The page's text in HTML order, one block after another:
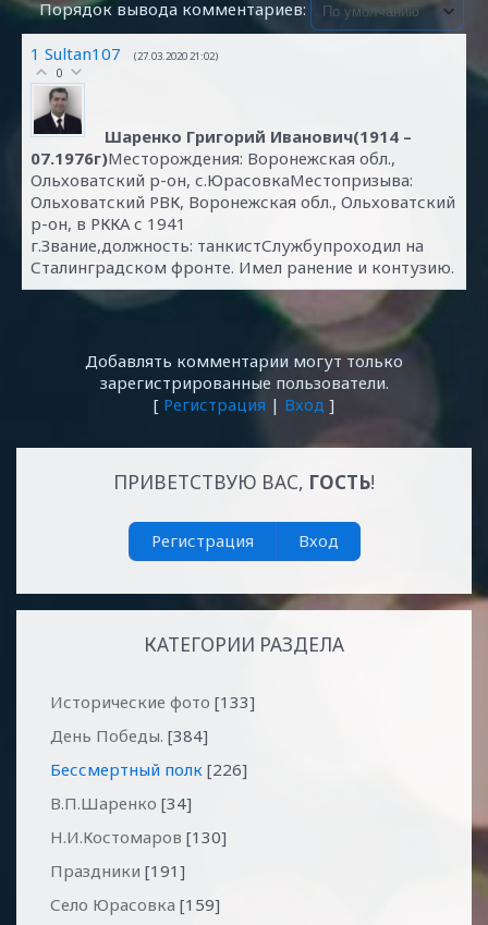
Порядок вывода комментариев:
1 Sultan107 (27.03.2020 21:02)
0
Шаренко Григорий Иванович(1914 –
07.1976г)Месторождения: Воронежская обл.,
Ольховатский р-он, с.ЮрасовкаМестопризыва:
Ольховатский РВК, Воронежская обл., Ольховатский
р-он, в РККА с 1941
г.Звание,должность: танкистСлужбупроходил на
Сталинградском фронте. Имел ранение и контузию.
Добавлять комментарии могут только
зарегистрированные пользователи.
[ Регистрация | Вход ]
ПРИВЕТСТВУЮ ВАС, ГОСТЬ!
Регистрация Вход
КАТЕГОРИИ РАЗДЕЛА
Исторические фото [133]
День Победы. [384]
Бессмертный полк [226]
В.П.Шаренко [34]
Н.И.Костомаров [130]
Праздники [191]
Село Юрасовка [159]